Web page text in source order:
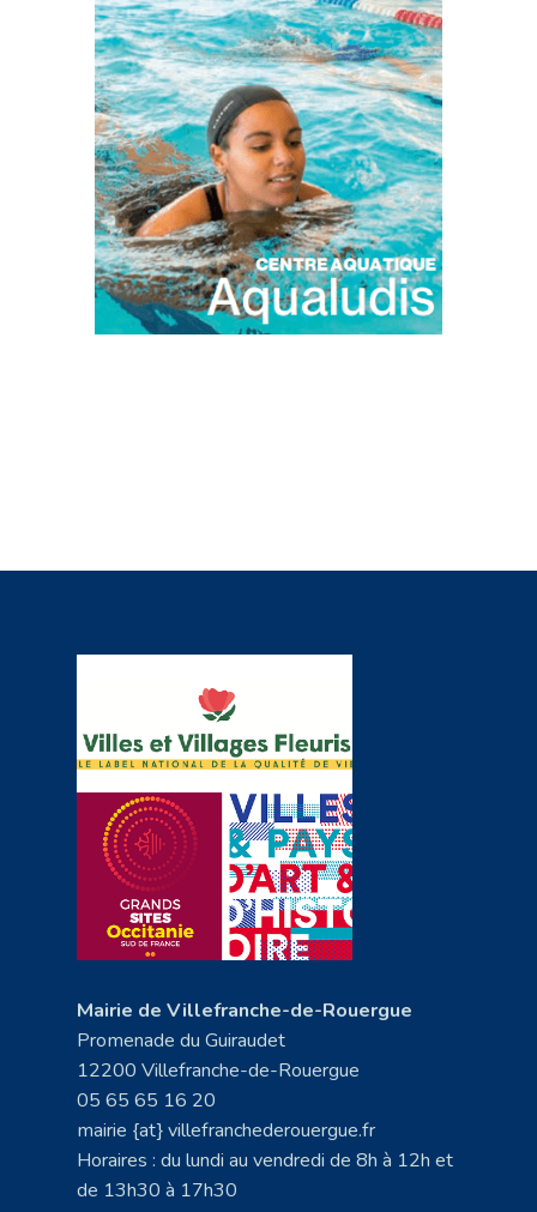
Mairie de Villefranche-de-Rouergue
Promenade du Guiraudet
12200 Villefranche-de-Rouergue
05 65 65 16 20
mairie {at} villefranchederouergue.fr
Horaires : du lundi au vendredi de 8h à 12h et
de 13h30 à 17h30